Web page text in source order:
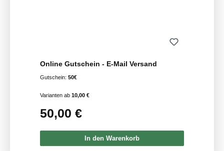
Online Gutschein - E-Mail Versand
Gutschein: 50€
Varianten ab10,00 €
Regulärer Preis:
50,00 €
In den Warenkorb